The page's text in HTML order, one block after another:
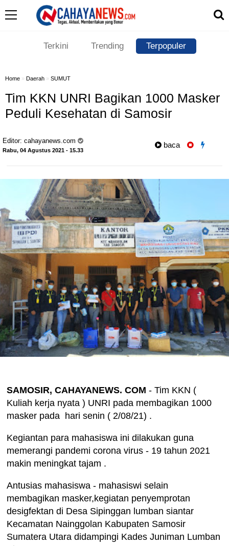
Terkini Trending Terpopuler
Home » Daerah » SUMUT
Tim KKN UNRI Bagikan 1000 Masker
Peduli Kesehatan di Samosir
Editor: cahayanews.com
Rabu, 04 Agustus 2021 - 15.33
baca
SAMOSIR, CAHAYANEWS. COM - Tim KKN (
Kuliah kerja nyata ) UNRI pada membagikan 1000
masker pada hari senin ( 2/08/21) .
Kegiantan para mahasiswa ini dilakukan guna
memerangi pandemi corona virus - 19 tahun 2021
makin meningkat tajam .
Antusias mahasiswa - mahasiswi selain
membagikan masker,kegiatan penyemprotan
desigfektan di Desa Sipinggan lumban siantar
Kecamatan Nainggolan Kabupaten Samosir
Sumatera Utara didampingi Kades Juniman Lumban